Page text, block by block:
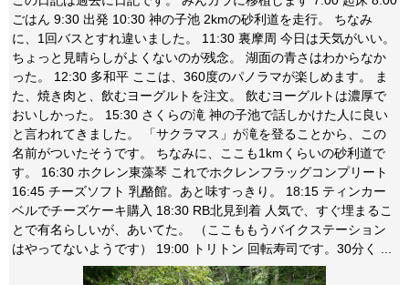
ごはん 9:30 出発 10:30 神の子池 2kmの砂利道を走行。 ちなみ
に、1回バスとすれ違いました。 11:30 裏摩周 今日は天気がいい。
ちょっと見晴らしがよくないのが残念。 湖面の青さはわからなか
った。 12:30 多和平 ここは、360度のパノラマが楽しめます。 ま
た、焼き肉と、飲むヨーグルトを注文。 飲むヨーグルトは濃厚で
おいしかった。 15:30 さくらの滝 神の子池で話しかけた人に良い
と言われてきました。 「サクラマス」が滝を登ることから、この
名前がついたそうです。 ちなみに、ここも1kmくらいの砂利道で
す。 16:30 ホクレン東藻琴 これでホクレンフラッグコンプリート
16:45 チーズソフト 乳酪館。あと味すっきり。 18:15 ティンカー
ベルでチーズケーキ購入 18:30 RB北見到着 人気で、すぐ埋まるこ
とで有名らしいが、あいてた。 （ここももうバイクステーション
はやってないようです） 19:00 トリトン 回転寿司です。30分く ...